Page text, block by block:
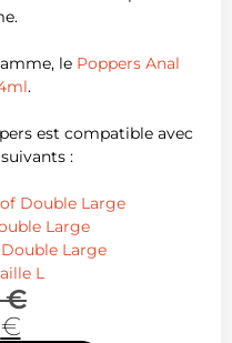
le Poppers Anal
.
est compatible avec
:
Double Large
Large
Large
L
€
€